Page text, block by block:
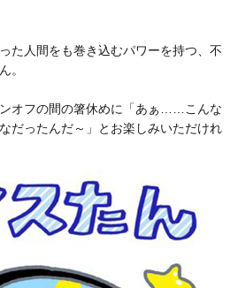
た人間をも巻き込むパワーを持つ、不
。
オフの間の箸休めに「あぁ……こんな
だったんだ～」とお楽しみいただけれ